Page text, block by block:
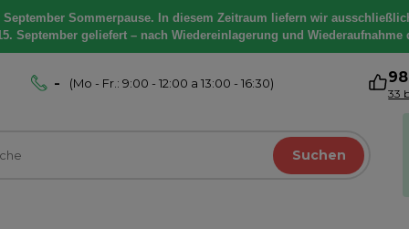
Sommerpause. In diesem Zeitraum liefern wir
September geliefert – nach Wiedereinlagerung und
- (Mo - Fr.: 9:00 - 12:00 a 13:00 - 16:30)
33
Suchen